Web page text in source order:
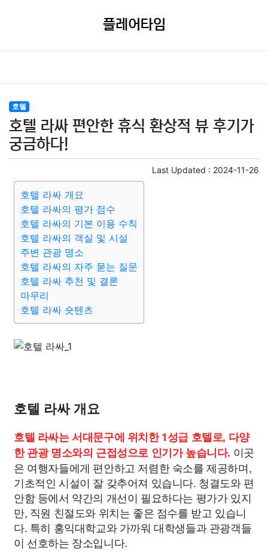
플레어타임
호텔
호텔 라싸 편안한 휴식 환상적 뷰 후기가
궁금하다!
Last Updated : 2024-11-26
호텔 라싸 개요
호텔 라싸의 평가 점수
호텔 라싸의 기본 이용 수칙
호텔 라싸의 객실 및 시설
주변 관광 명소
호텔 라싸의 자주 묻는 질문
호텔 라싸 추천 및 결론
마무리
호텔 라싸 숏텐츠
호텔 라싸 개요
호텔 라싸는 서대문구에 위치한 1성급 호텔로, 다양
한 관광 명소와의 근접성으로 인기가 높습니다. 이곳
은 여행자들에게 편안하고 저렴한 숙소를 제공하며,
기초적인 시설이 잘 갖추어져 있습니다. 청결도와 편
안함 등에서 약간의 개선이 필요하다는 평가가 있지
만, 직원 친절도와 위치는 좋은 점수를 받고 있습니
다. 특히 홍익대학교와 가까워 대학생들과 관광객들
이 선호하는 장소입니다.